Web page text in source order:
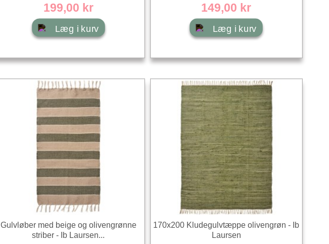
199,00 kr
Læg i kurv
149,00 kr
Læg i kurv
Gulvløber med beige og olivengrønne
striber - Ib Laursen...
170x200 Kludegulvtæppe olivengrøn - Ib
Laursen